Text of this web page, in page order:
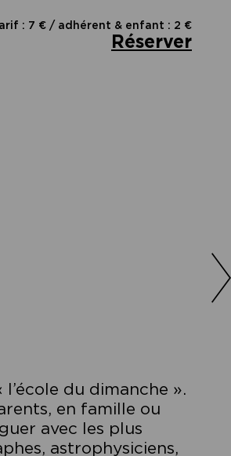
: 7 € / adhérent & enfant : 2 €
Réserver
du dimanche ».
en famille ou
avec les plus
astrophysiciens,